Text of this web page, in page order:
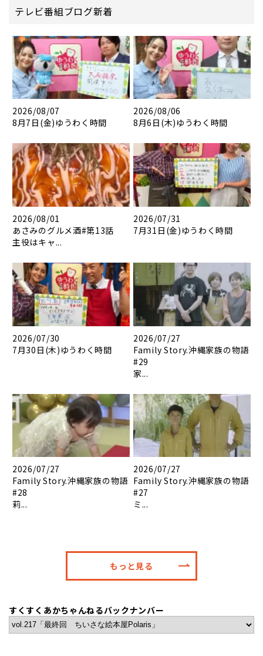
テレビ番組ブログ新着
2026/08/07
8月7日(金)ゆうわく時間
2026/08/06
8月6日(木)ゆうわく時間
2026/08/01
あさみのグルメ酒#第13話
主役はキャ...
2026/07/31
7月31日(金)ゆうわく時間
2026/07/30
7月30日(木)ゆうわく時間
2026/07/27
Family Story.沖縄家族の物語
#29
家...
2026/07/27
Family Story.沖縄家族の物語
#28
莉...
2026/07/27
Family Story.沖縄家族の物語
#27
ミ...
もっと見る
すくすくあかちゃんねるバックナンバー